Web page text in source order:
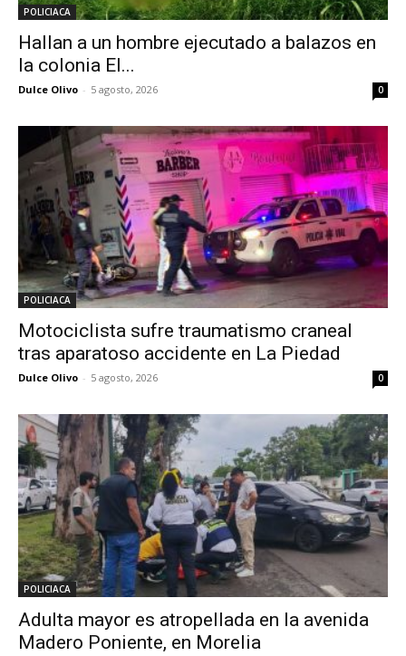
POLICIACA
Hallan a un hombre ejecutado a balazos en
la colonia El...
Dulce Olivo - 5 agosto, 2026 0
POLICIACA
Motociclista sufre traumatismo craneal
tras aparatoso accidente en La Piedad
Dulce Olivo - 5 agosto, 2026 0
POLICIACA
Adulta mayor es atropellada en la avenida
Madero Poniente, en Morelia